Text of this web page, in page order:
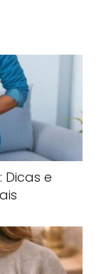
Dicas e